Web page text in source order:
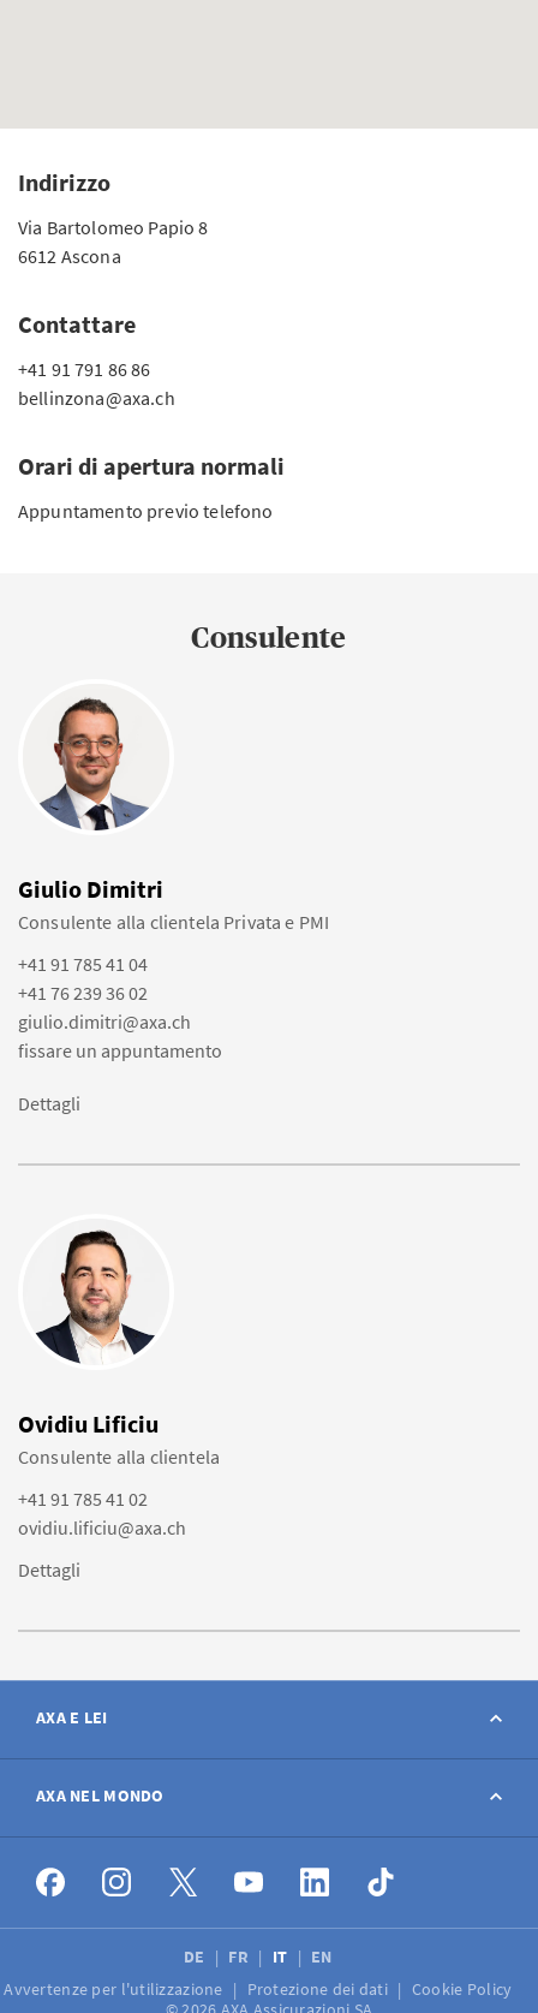
Indirizzo
Via Bartolomeo Papio 8
6612 Ascona
Contattare
+41 91 791 86 86
bellinzona@axa.ch
Orari di apertura normali
Appuntamento previo telefono
Consulente
Giulio Dimitri
Consulente alla clientela Privata e PMI
+41 91 785 41 04
+41 76 239 36 02
giulio.dimitri@axa.ch
fissare un appuntamento
Dettagli
Ovidiu Lificiu
Consulente alla clientela
+41 91 785 41 02
ovidiu.lificiu@axa.ch
Dettagli
AXA E LEI
Contatto
Avviso sinistro
Offerte di lavoro
Media
AXA NEL MONDO
AXA nel mondo
DE FR IT
EN
Avvertenze per l'utilizzazione
Protezione dei dati
Cookie Policy